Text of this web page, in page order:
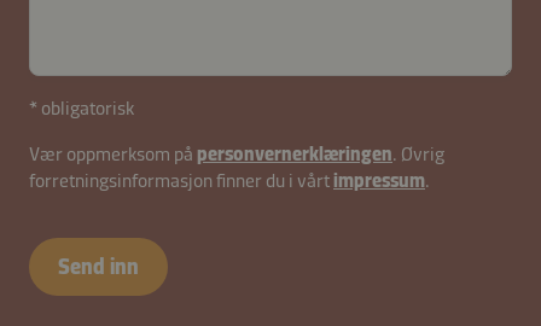
* obligatorisk
Vær oppmerksom på personvernerklæringen. Øvrig
forretningsinformasjon finner du i vårtimpressum.
B2B-
26617-
Send inn